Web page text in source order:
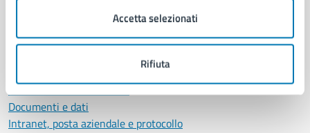
Accetta selezionati
Rifiuta
Uffici
Personale amministrativo
Documenti e dati
Intranet, posta aziendale e protocollo